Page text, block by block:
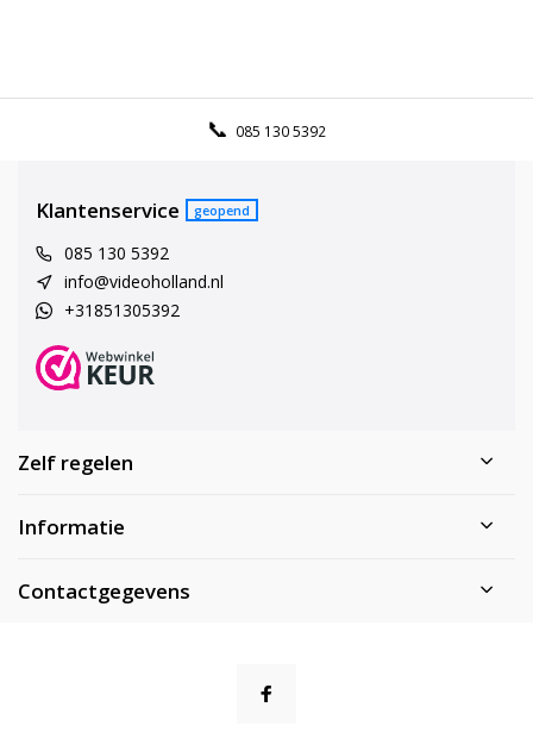
085 130 5392
Klantenservice geopend
085 130 5392
info@videoholland.nl
+31851305392
Zelf regelen
Informatie
Contactgegevens